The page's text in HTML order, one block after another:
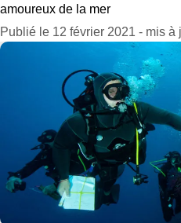
amoureux de la mer
Publié le 12 février 2021 - mis